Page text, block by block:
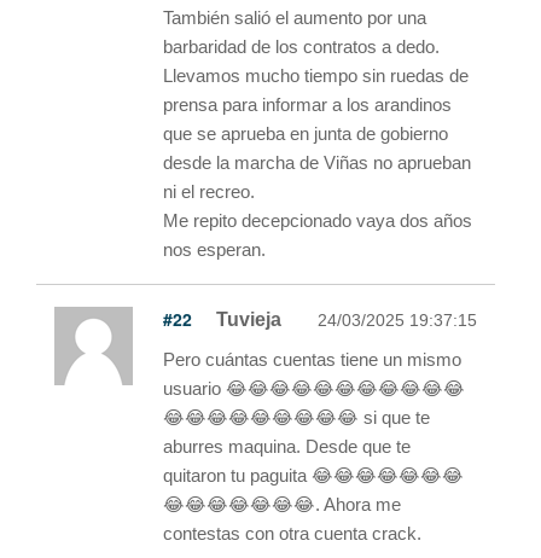
También salió el aumento por una
barbaridad de los contratos a dedo.
Llevamos mucho tiempo sin ruedas de
prensa para informar a los arandinos
que se aprueba en junta de gobierno
desde la marcha de Viñas no aprueban
ni el recreo.
Me repito decepcionado vaya dos años
nos esperan.
#22 Tuvieja 24/03/2025 19:37:15
Pero cuántas cuentas tiene un mismo
usuario 😂😂😂😂😂😂😂😂😂😂😂
😂😂😂😂😂😂😂😂😂 si que te
aburres maquina. Desde que te
quitaron tu paguita 😂😂😂😂😂😂😂
😂😂😂😂😂😂😂. Ahora me
contestas con otra cuenta crack.